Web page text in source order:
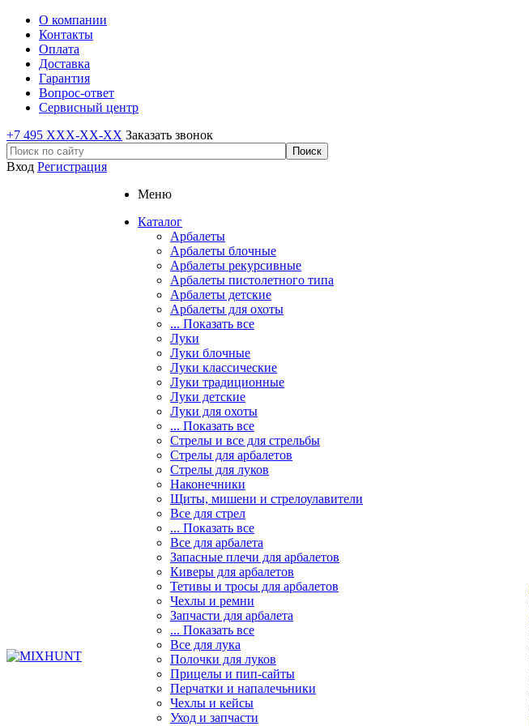
О компании
Контакты
Оплата
Доставка
Гарантия
Вопрос-ответ
Сервисный центр
+7 495 XXX-XX-XX Заказать звонок
Вход Регистрация
Меню
Каталог
Арбалеты
Арбалеты блочные
Арбалеты рекурсивные
Арбалеты пистолетного типа
Арбалеты детские
Арбалеты для охоты
... Показать все
Луки
Луки блочные
Луки классические
Луки традиционные
Луки детские
Луки для охоты
... Показать все
Стрелы и все для стрельбы
Стрелы для арбалетов
Стрелы для луков
Наконечники
Щиты, мишени и стрелоулавители
Все для стрел
... Показать все
Все для арбалета
Запасные плечи для арбалетов
Киверы для арбалетов
Тетивы и тросы для арбалетов
Чехлы и ремни
Запчасти для арбалета
... Показать все
Все для лука
Полочки для луков
Прицелы и пип-сайты
Перчатки и напалечьники
Чехлы и кейсы
Уход и запчасти